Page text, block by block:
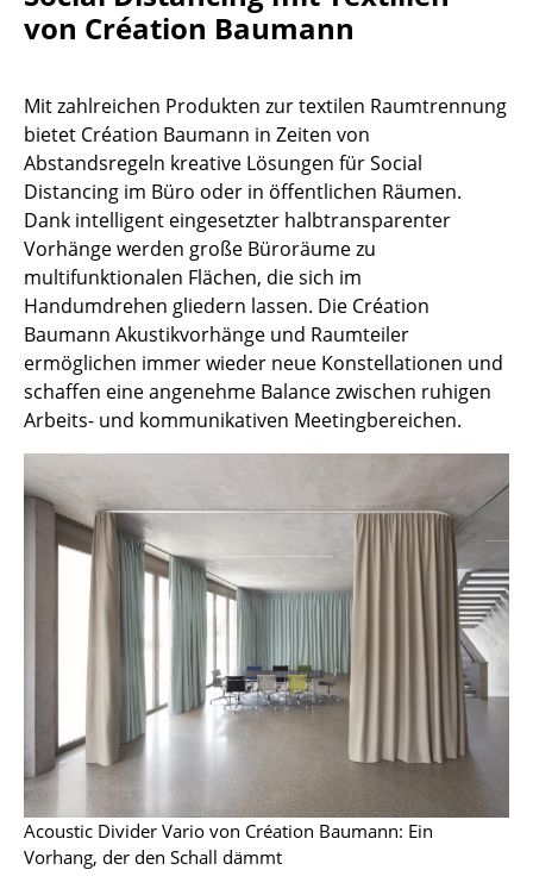
Aufbewahrungsboxen
Decken
Kissen
Teppiche
Vorhänge
... alle Accessoires
Räume
Zuhause
Wohnzimmer
Esszimmer
Schlafzimmer
Kinderzimmer
Arbeitszimmer
Diele
Badezimmer
Stauraum
von Création Baumann
Mit zahlreichen Produkten zur textilen Raumtrennung
bietet Création Baumann in Zeiten von
Abstandsregeln kreative Lösungen für Social
Distancing im Büro oder in öffentlichen Räumen.
Dank intelligent eingesetzter halbtransparenter
Vorhänge werden große Büroräume zu
multifunktionalen Flächen, die sich im
Handumdrehen gliedern lassen. Die Création
Baumann Akustikvorhänge und Raumteiler
ermöglichen immer wieder neue Konstellationen und
schaffen eine angenehme Balance zwischen ruhigen
Arbeits- und kommunikativen Meetingbereichen.
Acoustic Divider Vario von Création Baumann: Ein
Vorhang, der den Schall dämmt